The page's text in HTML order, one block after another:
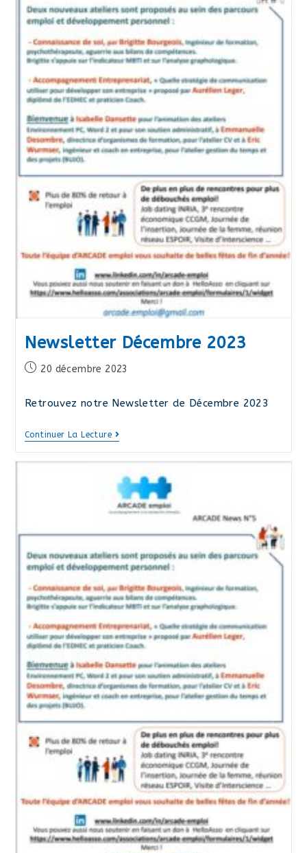
Newsletter Décembre 2023
Publication
20 décembre 2023
Retrouvez notre Newsletter de Décembre 2023
Continuer La LectureNewsletter
Décembre